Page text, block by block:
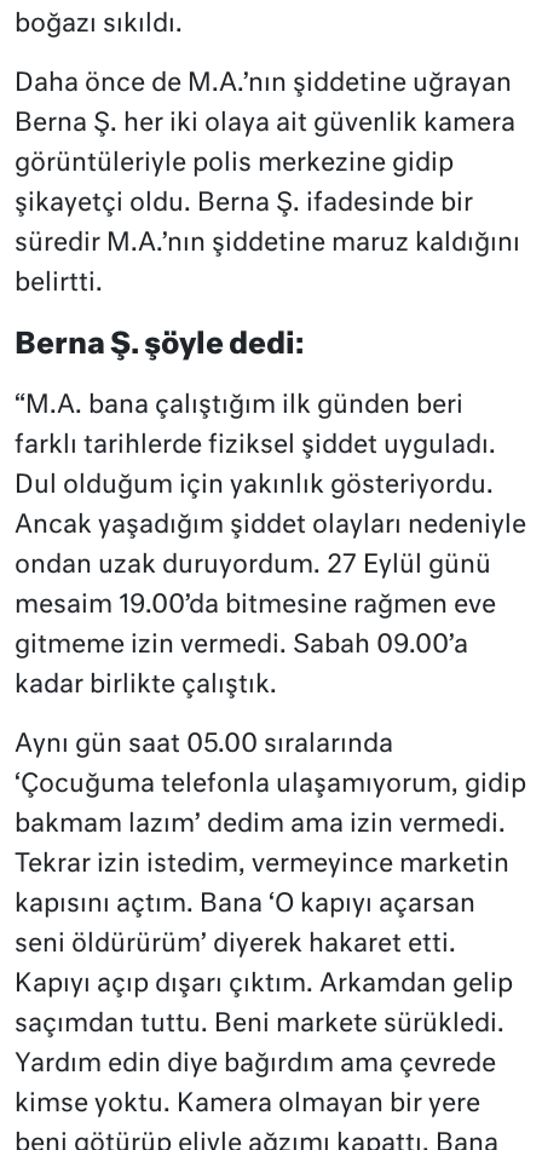
boğazı sıkıldı.
Daha önce de M.A.’nın şiddetine uğrayan
Berna Ş. her iki olaya ait güvenlik kamera
görüntüleriyle polis merkezine gidip
şikayetçi oldu. Berna Ş. ifadesinde bir
süredir M.A.’nın şiddetine maruz kaldığını
belirtti.
Berna Ş. şöyle dedi:
“M.A. bana çalıştığım ilk günden beri
farklı tarihlerde fiziksel şiddet uyguladı.
Dul olduğum için yakınlık gösteriyordu.
Ancak yaşadığım şiddet olayları nedeniyle
ondan uzak duruyordum. 27 Eylül günü
mesaim 19.00’da bitmesine rağmen eve
gitmeme izin vermedi. Sabah 09.00’a
kadar birlikte çalıştık.
Aynı gün saat 05.00 sıralarında
‘Çocuğuma telefonla ulaşamıyorum, gidip
bakmam lazım’ dedim ama izin vermedi.
Tekrar izin istedim, vermeyince marketin
kapısını açtım. Bana ‘O kapıyı açarsan
seni öldürürüm’ diyerek hakaret etti.
Kapıyı açıp dışarı çıktım. Arkamdan gelip
saçımdan tuttu. Beni markete sürükledi.
Yardım edin diye bağırdım ama çevrede
kimse yoktu. Kamera olmayan bir yere